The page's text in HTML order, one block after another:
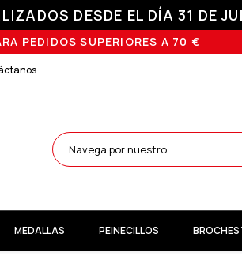
DESDE EL DÍA 31 DE
PEDIDOS SUPERIORES A 70 €
MEDALLAS PEINECILLOS BROCHES